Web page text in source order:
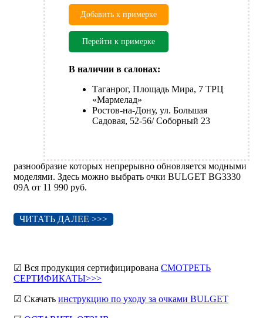
Добавить к примерке
Перейти к примерке
В наличии в салонах:
Таганрог, Площадь Мира, 7 ТРЦ
«Мармелад»
Ростов-на-Дону, ул. Большая
Садовая, 52-56/ Соборный 23
разнообразие которых непрерывно обновляется модными
моделями. Здесь можно выбрать очки BULGET BG3330
09A от 11 990 руб.
ЧИТАТЬ ДАЛЕЕ >>>
☑ Вся продукция сертифицирована СМОТРЕТЬ
СЕРТИФИКАТЫ>>>
☑ Скачать инструкцию по уходу за очками BULGET